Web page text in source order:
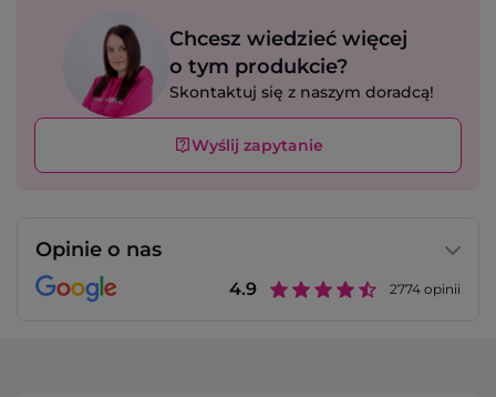
Chcesz wiedzieć więcej
o tym produkcie?
Skontaktuj się z naszym doradcą!
Wyślij zapytanie
Opinie o nas
4.9 2774 opinii